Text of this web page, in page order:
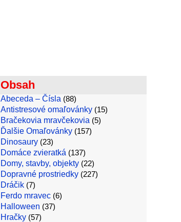
Obsah
Abeceda – Čísla (88)
Antistresové omaľovánky(15)
Bračekovia mravčekovia (5)
Ďalšie Omaľovánky(157)
Dinosaury(23)
Domáce zvieratká (137)
Domy, stavby, objekty(22)
Dopravné prostriedky(227)
Dráčik(7)
Ferdo mravec(6)
Halloween (37)
Hračky(57)